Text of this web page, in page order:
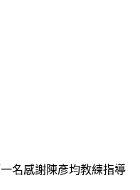
名感謝陳彥均教練指導